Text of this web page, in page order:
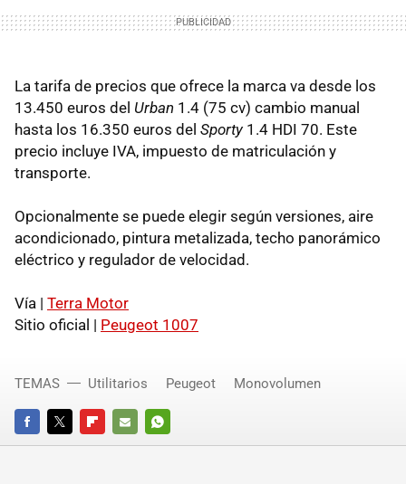
La tarifa de precios que ofrece la marca va desde los
13.450 euros del Urban 1.4 (75 cv) cambio manual
hasta los 16.350 euros del Sporty1.4 HDI 70. Este
precio incluye IVA, impuesto de matriculación y
transporte.
Opcionalmente se puede elegir según versiones, aire
acondicionado, pintura metalizada, techo panorámico
eléctrico y regulador de velocidad.
Vía | Terra Motor
Sitio oficial | Peugeot 1007
FACEBOOKTWITTERFLIPBOARD
E-
WHATSAPP
TEMAS Utilitarios Peugeot Monovolumen